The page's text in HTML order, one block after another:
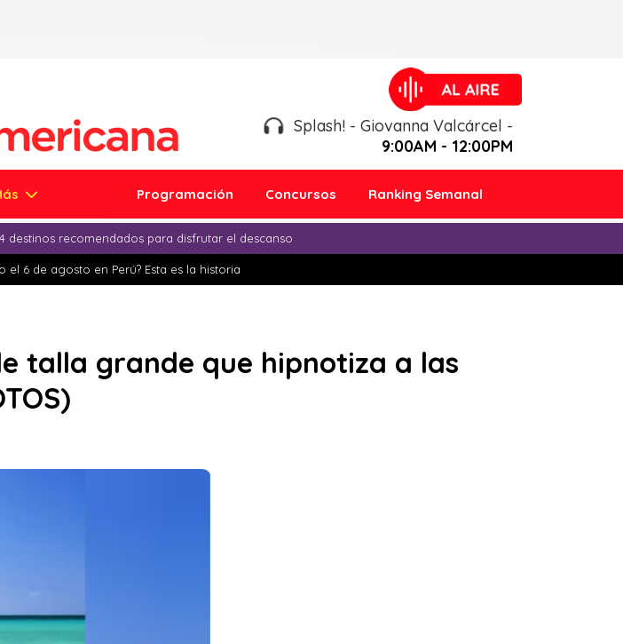
Splash! - Giovanna Valcárcel -
9:00AM - 12:00PM
Programación Concursos Ranking Semanal
destinos recomendados para disfrutar el descanso
el 6 de agosto en Perú? Esta es la historia
talla grande que hipnotiza a las